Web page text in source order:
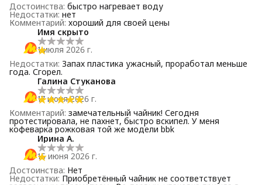
Достоинства: быстро нагревает воду
Недостатки: нет
Комментарий: хороший для своей цены
Имя скрыто
1 июля 2026 г.
Недостатки: Запах пластика ужасный, проработал меньше
года. Сгорел.
Галина Стуканова
17 июня 2026 г.
Комментарий: замечательный чайник! Сегодня
протестировала, не пахнет, быстро вскипел. У меня
кофеварка рожковая той же модели bbk
Ирина А.
15 июня 2026 г.
Достоинства: Нет
Недостатки: Приобретённый чайник не соответствует